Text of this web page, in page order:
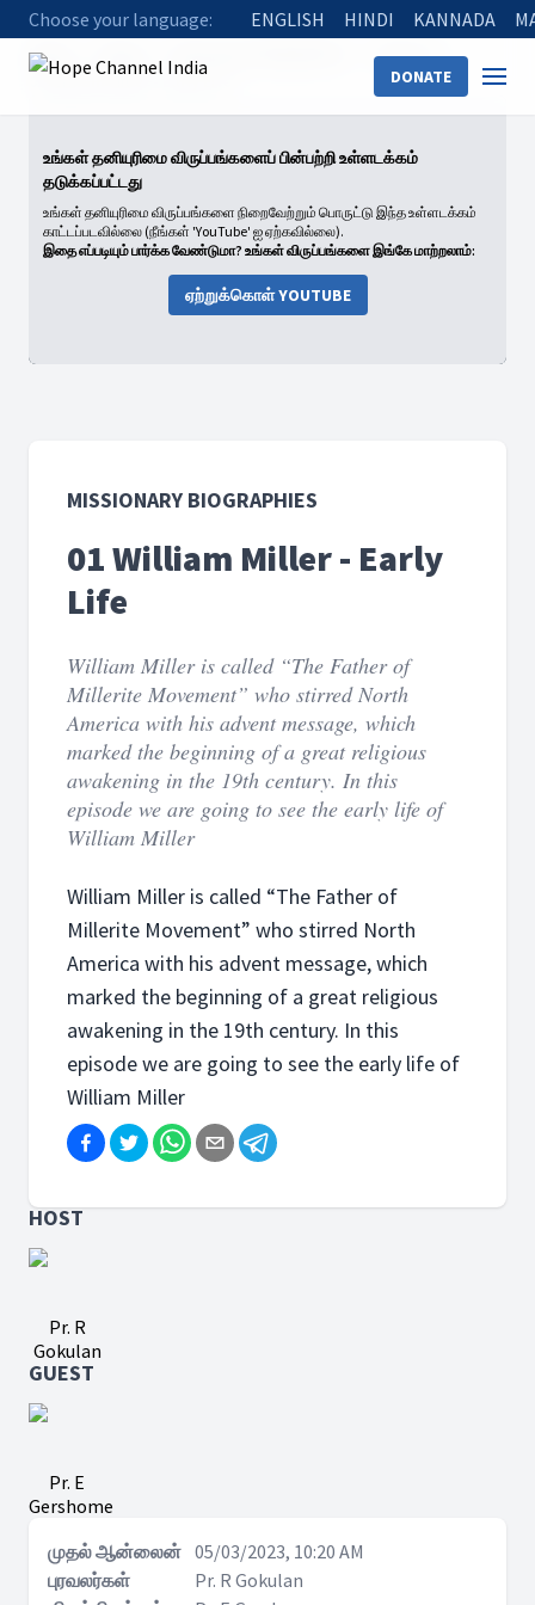
Choose your language: ENGLISH HINDI KANNADA
DONATE
Home
Season 1
01 William Miller - Early Life
உங்கள் தனியுரிமை விருப்பங்களைப் பின்பற்றி உள்ளடக்கம்
தடுக்கப்பட்டது
உங்கள் தனியுரிமை விருப்பங்களை நிறைவேற்றும் பொருட்டு இந்த உள்ளடக்கம்
காட்டப்படவில்லை (நீங்கள் 'YouTube' ஐ ஏற்கவில்லை).
இதை எப்படியும் பார்க்க வேண்டுமா? உங்கள் விருப்பங்களை இங்கே மாற்றலாம்:
ஏற்றுக்கொள் YOUTUBE
MISSIONARY BIOGRAPHIES
01 William Miller - Early
Life
William Miller is called “The Father of
Millerite Movement” who stirred North
America with his advent message, which
marked the beginning of a great religious
awakening in the 19th century. In this
episode we are going to see the early life of
William Miller
William Miller is called “The Father of
Millerite Movement” who stirred North
America with his advent message, which
marked the beginning of a great religious
awakening in the 19th century. In this
episode we are going to see the early life of
William Miller
HOST
Pr. R
Gokulan
GUEST
Pr. E
Gershome
முதல் ஆன்லைன் 05/03/2023, 10:20 AM
புரவலர்கள்
Pr. R Gokulan